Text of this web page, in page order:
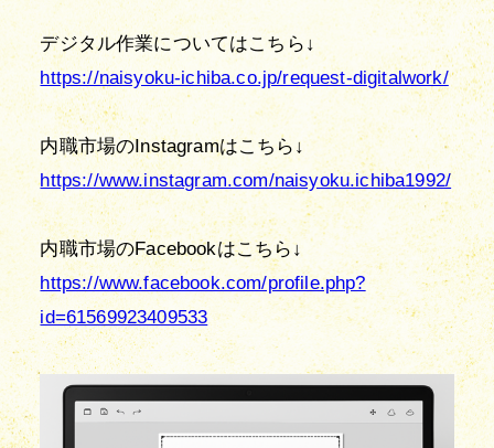
https://naisyoku-ichiba.co.jp/request-digitalwork/
https://www.instagram.com/naisyoku.ichiba1992/
https://www.facebook.com/profile.php?
id=61569923409533